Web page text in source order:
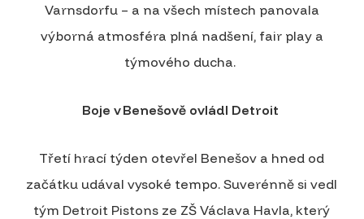
Varnsdorfu – a na všech místech panovala
výborná atmosféra plná nadšení, fair play a
týmového ducha.
Boje v Benešově ovládl Detroit
Třetí hrací týden otevřel Benešov a hned od
začátku udával vysoké tempo. Suverénně si vedl
tým Detroit Pistons ze ZŠ Václava Havla, který